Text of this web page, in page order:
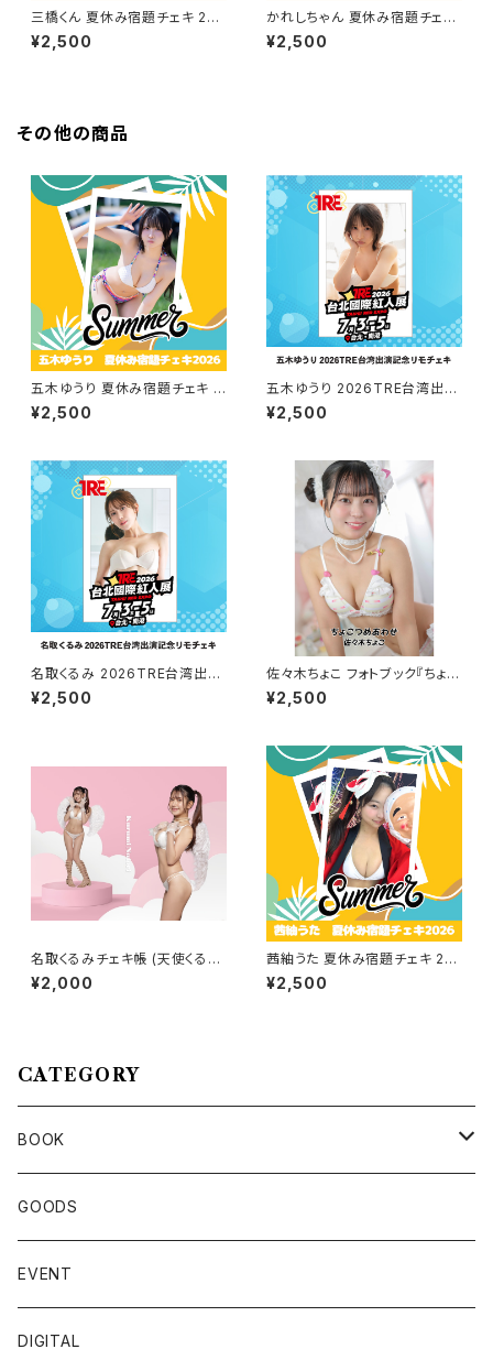
三橋くん 夏休み宿題チェキ 202
6
¥2,500
かれしちゃん 夏休み宿題チェキ
2026
¥2,500
その他の商品
五木ゆうり 夏休み宿題チェキ 2
026
¥2,500
五木ゆうり 2026TRE台湾出演
記念リモチェキ
¥2,500
名取くるみ 2026TRE台湾出演
記念リモチェキ
¥2,500
佐々木ちょこ フォトブック『ちょこ
つめあわせ』通常版
¥2,500
名取くるみチェキ帳 (天使くるみ
んver)
¥2,000
茜紬うた 夏休み宿題チェキ 20
26
¥2,500
CATEGORY
BOOK
名取くるみ
佐々木ちょこ
篠宮なほ
GOODS
EVENT
DIGITAL